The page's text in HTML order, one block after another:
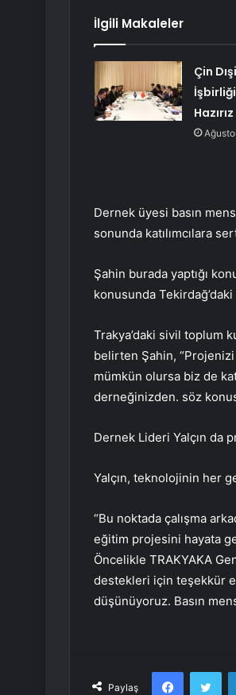
İlgili Makaleler
Çin
Hazırız
Dernek üyesi basın
sonunda katılımcılara
Şahin burada yaptığı
konusunda
Trakya’daki sivil toplum
belirten Şahin,
mümkün olursa biz de
derneğinizden. söz
Dernek Lideri Yalçın da
Yalçın, teknolojinin her
“Bu noktada çalışma
eğitim projesini hayata
Öncelikle TRAKYAKA
destekleri için teşekkür
düşünüyoruz. Basın
Paylaş
Facebook